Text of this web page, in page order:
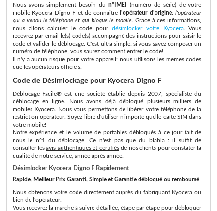
Nous avons simplement besoin du n°IMEI
(numéro de série) de votre
mobile Kyocera Digno F et de connaitre l'opérateur d'origine:l'opérateur
qui a vendu le téléphone et qui bloque le mobile. Grace à ces informations,
nous allons calculer le code pour désimlocker votre Kyocera. Vous
recevrez par email le(s) code(s) accompagné des instructions pour saisir le
code et valider le déblocage. C'est ultra simple: si vous savez composer un
numéro de téléphone, vous saurez comment entrer le code!
Il n'y a aucun risque pour votre appareil: nous utilisons les memes codes
que les opérateurs officiels.
Code de Désimlockage pour Kyocera Digno F
Déblocage Facile® est une société établie depuis 2007, spécialiste du
déblocage en ligne. Nous avons déjà débloqué plusieurs milliers de
mobiles Kyocera. Nous vous permettons de libérer votre téléphone de la
restriction opérateur. Soyez libre d'utiliser n'importe quelle carte SIM dans
votre mobile!
Notre expérience et le volume de portables débloqués à ce jour fait de
nous le n°1 du déblocage. Ce n'est pas que du blabla : il suffit de
consulter lesavis authentiques et certifiésde nos clients pour constater la
qualité de notre service, année après année.
Désimlocker Kyocera Digno F Rapidement
Rapide, Meilleur Prix Garanti, Simple et Garantie débloqué ou remboursé
Nous obtenons votre code directement auprès du fabriquant Kyocera ou
bien de l'opérateur.
Vous recevrez la marche à suivre détaillée, étape par étape pour débloquer